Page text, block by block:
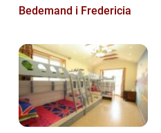
Bedemand i Fredericia